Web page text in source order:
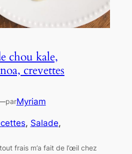
chou kale,
crevettes
parMyriam
, Salade
frais m’a fait de l’œil chez